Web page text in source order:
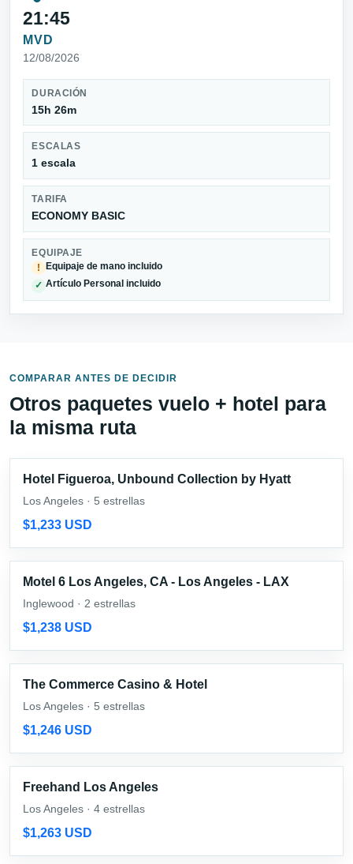
21:45
MVD
12/08/2026
DURACIÓN
15h 26m
ESCALAS
1 escala
TARIFA
ECONOMY BASIC
EQUIPAJE
!
Equipaje de mano incluido
✓ Artículo Personal incluido
COMPARAR ANTES DE DECIDIR
Otros paquetes vuelo + hotel para
la misma ruta
Hotel Figueroa, Unbound Collection by Hyatt
Los Angeles · 5 estrellas
$1,233 USD
Motel 6 Los Angeles, CA - Los Angeles - LAX
Inglewood · 2 estrellas
$1,238 USD
The Commerce Casino & Hotel
Los Angeles · 5 estrellas
$1,246 USD
Freehand Los Angeles
Los Angeles · 4 estrellas
$1,263 USD